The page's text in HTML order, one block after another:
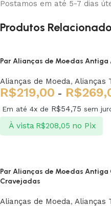
Postamos em até 5-7 dias
Produtos
Par Alianças de Moedas
Alianças de Moeda, Alianças
R$219,00 - R$
Em até 4x de R$54,75 sem
À vista R$208,05 no Pix
Par Alianças de Moedas
Cravejadas
Alianças de Moeda, Alianças